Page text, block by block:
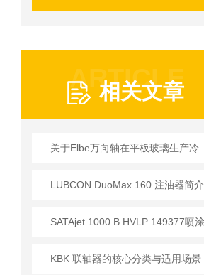
ARTICLE
相关文章
LUBCON DuoMax 160 注油器简介
KBK 联轴器的核心分类与适用场景